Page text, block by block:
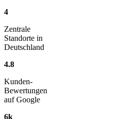
4
Zentrale
Standorte in
Deutschland
4.8
Kunden-
Bewertungen
auf Google
6k